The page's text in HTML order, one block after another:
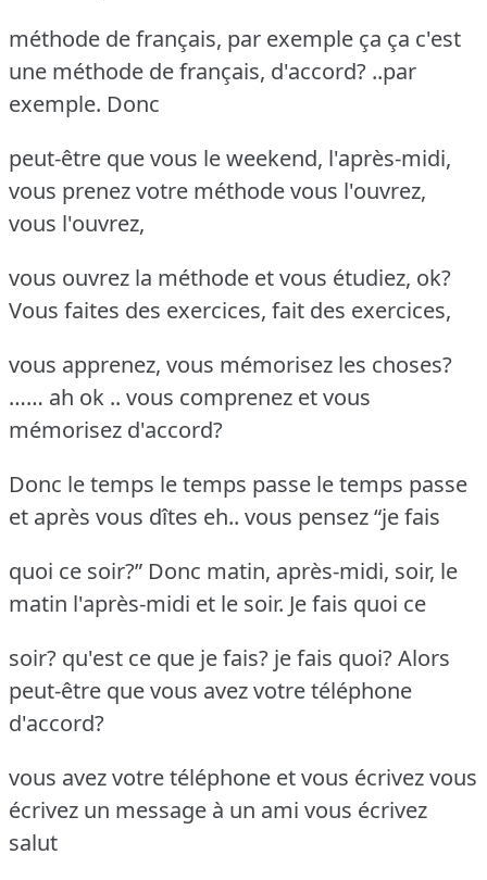
méthode de français, par exemple ça ça c'est
une méthode de français, d'accord? ..par
exemple. Donc
peut-être que vous le weekend, l'après-midi,
vous prenez votre méthode vous l'ouvrez,
vous l'ouvrez,
vous ouvrez la méthode et vous étudiez, ok?
Vous faites des exercices, fait des exercices,
vous apprenez, vous mémorisez les choses?
…… ah ok .. vous comprenez et vous
mémorisez d'accord?
Donc le temps le temps passe le temps passe
et après vous dîtes eh.. vous pensez “je fais
quoi ce soir?” Donc matin, après-midi, soir, le
matin l'après-midi et le soir. Je fais quoi ce
soir? qu'est ce que je fais? je fais quoi? Alors
peut-être que vous avez votre téléphone
d'accord?
vous avez votre téléphone et vous écrivez vous
écrivez un message à un ami vous écrivez
salut